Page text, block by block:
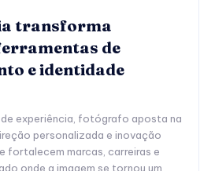
transforma
de
e identidade
de experiência, fotógrafo aposta na
personalizada e inovação
fortalecem marcas, carreiras e
onde a imagem se tornou um